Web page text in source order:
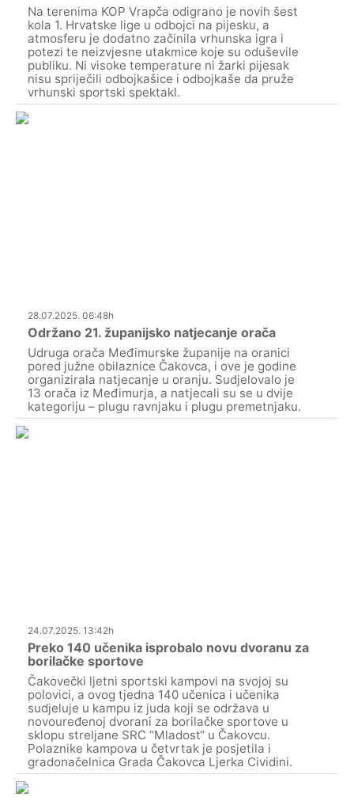
Na terenima KOP Vrapča odigrano je novih šest
kola 1. Hrvatske lige u odbojci na pijesku, a
atmosferu je dodatno začinila vrhunska igra i
potezi te neizvjesne utakmice koje su oduševile
publiku. Ni visoke temperature ni žarki pijesak
nisu spriječili odbojkašice i odbojkaše da pruže
vrhunski sportski spektakl.
28.07.2025. 06:48h
Održano 21. županijsko natjecanje orača
Udruga orača Međimurske županije na oranici
pored južne obilaznice Čakovca, i ove je godine
organizirala natjecanje u oranju. Sudjelovalo je
13 orača iz Međimurja, a natjecali su se u dvije
kategoriju – plugu ravnjaku i plugu premetnjaku.
24.07.2025. 13:42h
Preko 140 učenika isprobalo novu dvoranu za
borilačke sportove
Čakovečki ljetni sportski kampovi na svojoj su
polovici, a ovog tjedna 140 učenica i učenika
sudjeluje u kampu iz juda koji se održava u
novouređenoj dvorani za borilačke sportove u
sklopu streljane SRC “Mladost“ u Čakovcu.
Polaznike kampova u četvrtak je posjetila i
gradonačelnica Grada Čakovca Ljerka Cividini.